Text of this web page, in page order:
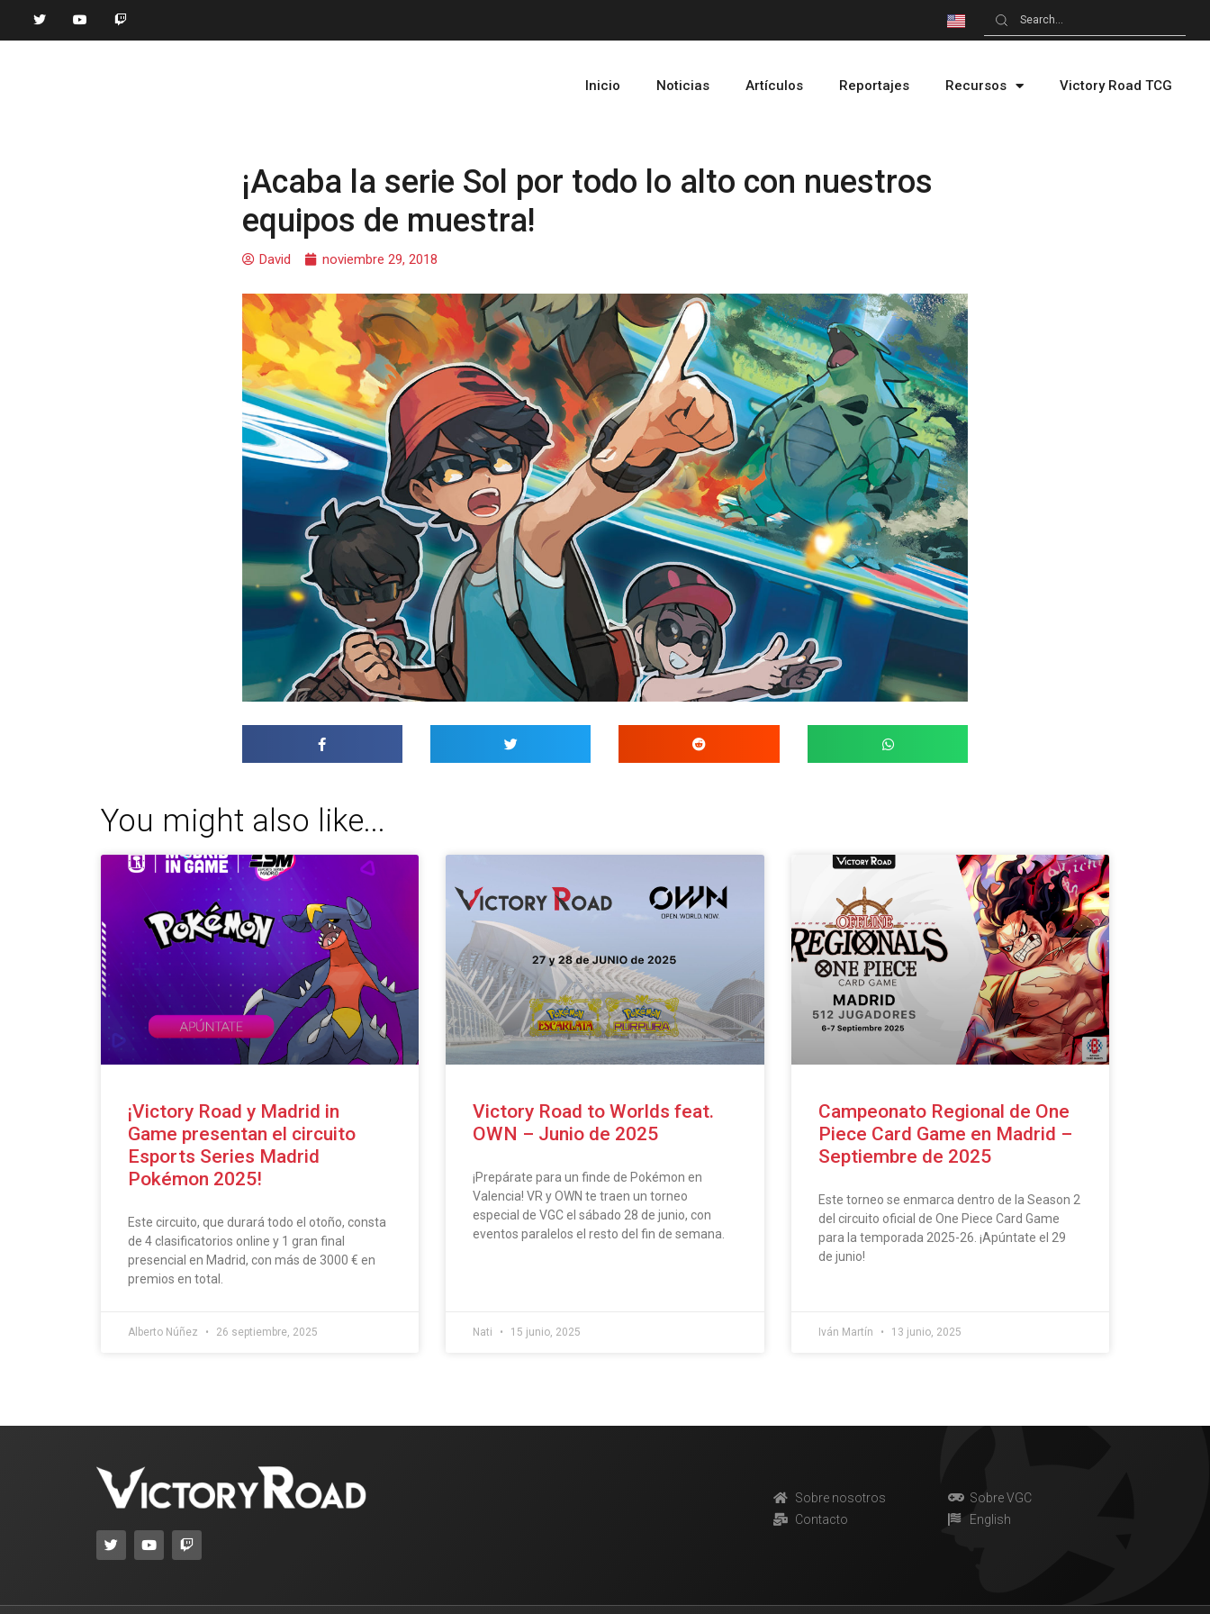
Inicio Noticias Artículos Reportajes Recursos Victory Road TCG
¡Acaba la serie Sol por todo lo alto con nuestros
equipos de muestra!
David noviembre 29, 2018
You might also like...
¡Victory Road y Madrid in
Game presentan el circuito
Esports Series Madrid
Pokémon 2025!
Este circuito, que durará todo el otoño, consta
de 4 clasificatorios online y 1 gran final
presencial en Madrid, con más de 3000 € en
premios en total.
Alberto Núñez 26 septiembre, 2025
Victory Road to Worlds feat.
OWN – Junio de 2025
¡Prepárate para un finde de Pokémon en
Valencia! VR y OWN te traen un torneo
especial de VGC el sábado 28 de junio, con
eventos paralelos el resto del fin de semana.
Nati 15 junio, 2025
Campeonato Regional de One
Piece Card Game en Madrid –
Septiembre de 2025
Este torneo se enmarca dentro de la Season 2
del circuito oficial de One Piece Card Game
para la temporada 2025-26. ¡Apúntate el 29
de junio!
Iván Martín 13 junio, 2025
Sobre nosotros
Contacto
Sobre VGC
English